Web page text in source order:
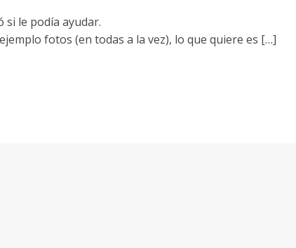
le podía ayudar.
fotos (en todas a la vez), lo que quiere es […]